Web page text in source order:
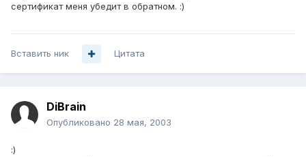
сертификат меня убедит в обратном. :)
Вставить ник Цитата
DiBrain
Опубликовано 28 мая, 2003
:)